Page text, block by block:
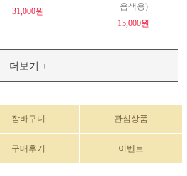
31,000원
음색용)
15,000원
더보기 +
장바구니 관심상품
구매후기 이벤트